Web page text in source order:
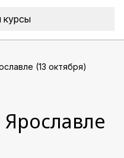
(13 октября)
Ярославле